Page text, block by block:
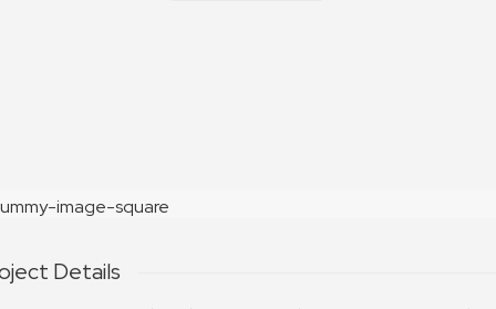
image-square
Details